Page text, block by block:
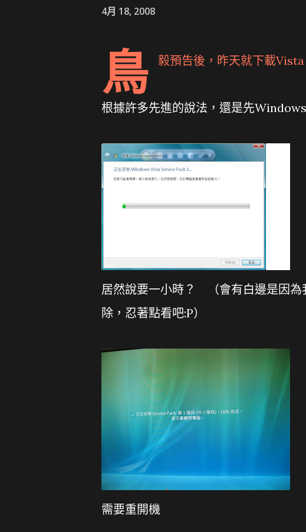
4月 18, 2008
鳥 毅預告後，昨天就下載Vista
根據許多先進的說法，還是先
居然說要一小時？ （會有白邊是因為
除，忍著點看吧:P）
需要重開機